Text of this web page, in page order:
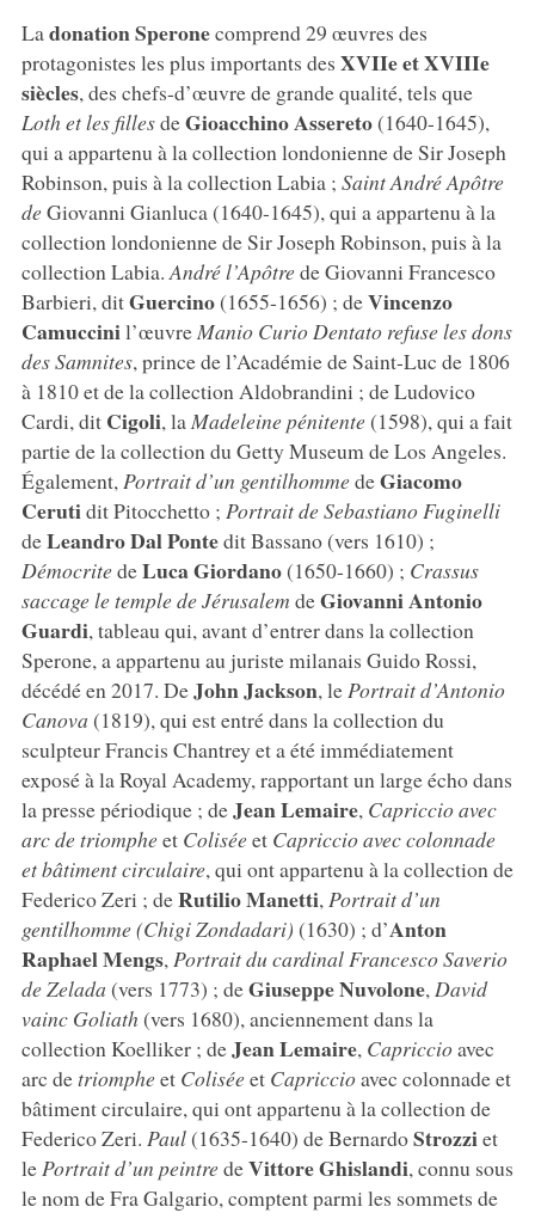
La donation Speronecomprend 29 œuvres des
protagonistes les plus importants des XVIIe et XVIIIe
siècles, des chefs-d’œuvre de grande qualité, tels que
Loth et les fillesdeGioacchino Assereto(1640-1645),
qui a appartenu à la collection londonienne de Sir Joseph
Robinson, puis à la collection Labia ; Saint André Apôtre
deGiovanni Gianluca (1640-1645), qui a appartenu à la
collection londonienne de Sir Joseph Robinson, puis à la
collection Labia. André l’Apôtrede Giovanni Francesco
Barbieri, ditGuercino(1655-1656) ; deVincenzo
Camuccinil’œuvre Manio Curio Dentato refuse les dons
des Samnites, prince de l’Académie de Saint-Luc de 1806
à 1810 et de la collection Aldobrandini ; de Ludovico
Cardi, ditCigoli, la Madeleine pénitente(1598), qui a fait
partie de la collection du Getty Museum de Los Angeles.
Également, Portrait d’un gentilhommedeGiacomo
Cerutidit Pitocchetto ; Portrait de Sebastiano Fuginelli
deLeandro Dal Pontedit Bassano (vers 1610) ;
DémocritedeLuca Giordano(1650-1660) ; Crassus
saccage le temple de Jérusalem deGiovanni Antonio
Guardi, tableau qui, avant d’entrer dans la collection
Sperone, a appartenu au juriste milanais Guido Rossi,
décédé en 2017. DeJohn Jackson, le Portrait d’Antonio
Canova (1819), qui est entré dans la collection du
sculpteur Francis Chantrey et a été immédiatement
exposé à la Royal Academy, rapportant un large écho dans
la presse périodique ; deJean Lemaire, Capriccio avec
arc de triompheet ColiséeetCapriccio avec colonnade
et bâtiment circulaire, qui ont appartenu à la collection de
Federico Zeri ; deRutilio Manetti, Portrait d’un
gentilhomme (Chigi Zondadari) (1630) ; d’Anton
Raphael Mengs, Portrait du cardinal Francesco Saverio
de Zelada (vers 1773) ; deGiuseppe Nuvolone, David
vainc Goliath (vers 1680), anciennement dans la
collection Koelliker ; deJeanLemaire, Capriccioavec
arc detriompheet Coliséeet Capriccioavec colonnade et
bâtiment circulaire, qui ont appartenu à la collection de
Federico Zeri. Paul(1635-1640) de BernardoStrozziet
le Portrait d’un peintredeVittore Ghislandi, connu sous
le nom de Fra Galgario, comptent parmi les sommets de